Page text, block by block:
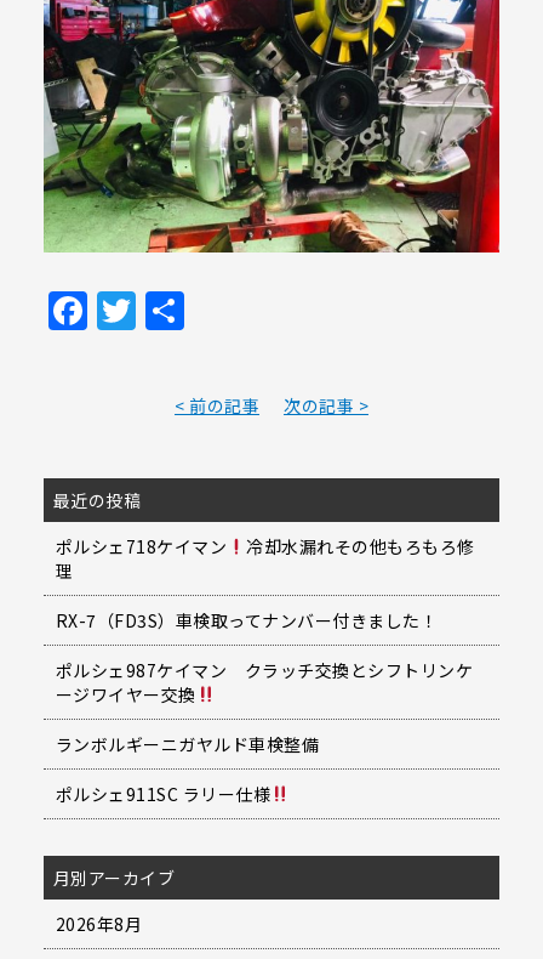
Facebook
Twitter
共
< 前の記事 次の記事 >
最近の投稿
ポルシェ718ケイマン
冷却水漏れその他もろもろ修
理
RX-7（FD3S）車検取ってナンバー付きました！
ポルシェ987ケイマン クラッチ交換とシフトリンケ
ージワイヤー交換
ランボルギーニガヤルド車検整備
ポルシェ911SC ラリー仕様
月別アーカイブ
2026年8月